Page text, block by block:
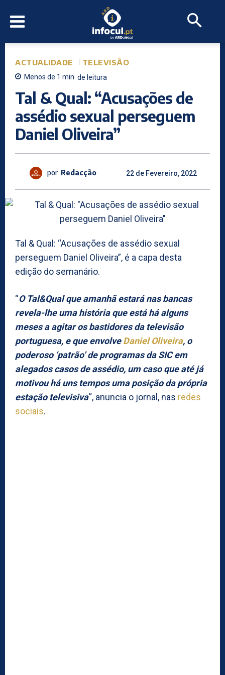
ACTUALIDADE TELEVISÃO
Menos de 1 min. de leitura
Tal & Qual: “Acusações de
assédio sexual perseguem
Daniel Oliveira”
por Redacção 22 de Fevereiro, 2022
Tal & Qual: “Acusações de assédio sexual
perseguem Daniel Oliveira”, é a capa desta
edição do semanário.
“O Tal&Qual que amanhã estará nas bancas
revela-lhe uma história que está há alguns
meses a agitar os bastidores da televisão
portuguesa, e que envolveDaniel Oliveira, o
poderoso ‘patrão’ de programas da SIC em
alegados casos de assédio, um caso que até já
motivou há uns tempos uma posição da própria
estação televisiva“, anuncia o jornal, nas redes
sociais.